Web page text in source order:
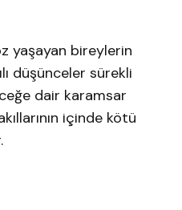
yaşayan bireylerin
düşünceler sürekli
dair karamsar
içinde kötü